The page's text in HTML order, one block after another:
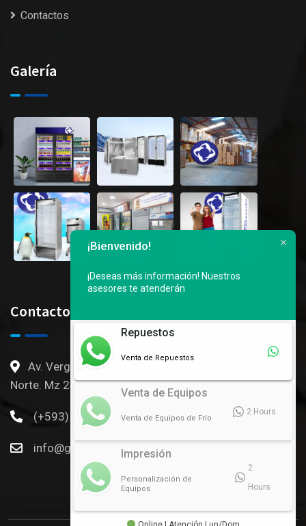
Contactos
Galería
Contactos
Av. Vergeles, 3er callejon Ingresado por Mall del
Norte. Mz 246 S3 al 6 - Gye, Ec
(+593) 096 054 0968
info@g-refrigeracion.com
¡Bienvenido!
¡Deseas más información! Nuestros
asesores te atenderán
Venta de Equipos
Venta de Equipos de Frío
2 Hours
Repuestos
Venta de Repuestos
Impresión
Personalización de
Equipos
2
Hours